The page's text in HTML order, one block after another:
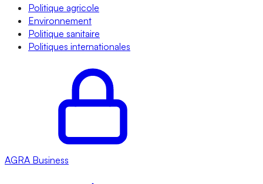
Politique agricole
Environnement
Politique sanitaire
Politiques internationales
AGRA Business